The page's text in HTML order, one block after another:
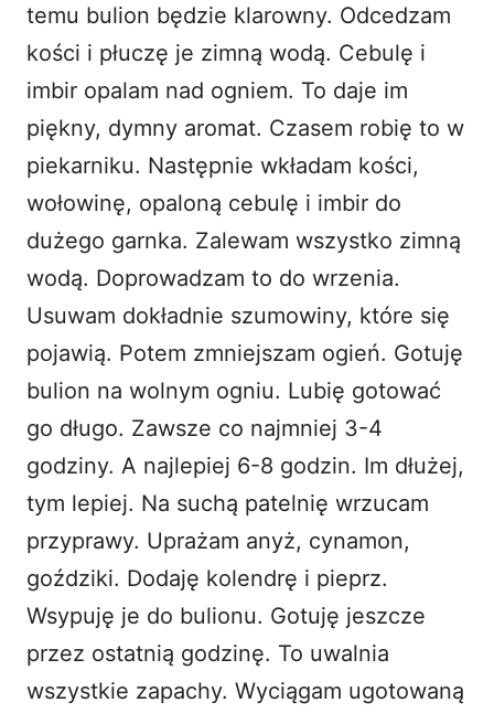
temu bulion będzie klarowny. Odcedzam
kości i płuczę je zimną wodą. Cebulę i
imbir opalam nad ogniem. To daje im
piękny, dymny aromat. Czasem robię to w
piekarniku. Następnie wkładam kości,
wołowinę, opaloną cebulę i imbir do
dużego garnka. Zalewam wszystko zimną
wodą. Doprowadzam to do wrzenia.
Usuwam dokładnie szumowiny, które się
pojawią. Potem zmniejszam ogień. Gotuję
bulion na wolnym ogniu. Lubię gotować
go długo. Zawsze co najmniej 3-4
godziny. A najlepiej 6-8 godzin. Im dłużej,
tym lepiej. Na suchą patelnię wrzucam
przyprawy. Uprażam anyż, cynamon,
goździki. Dodaję kolendrę i pieprz.
Wsypuję je do bulionu. Gotuję jeszcze
przez ostatnią godzinę. To uwalnia
wszystkie zapachy. Wyciągam ugotowaną